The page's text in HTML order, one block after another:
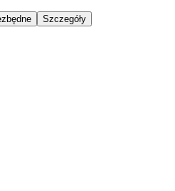
Szczegóły